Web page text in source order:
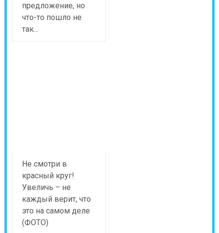
предложение, но
что-то пошло не
так…
Не смотри в
красный круг!
Увеличь – не
каждый верит, что
это на самом деле
(ФОТО)